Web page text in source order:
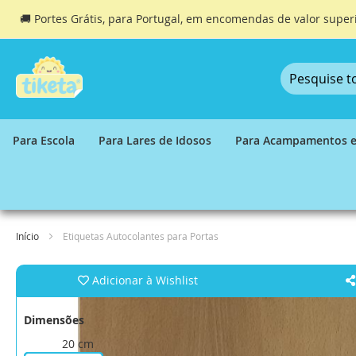
🚚 Portes Grátis, para Portugal, em encomendas de valor
Ir
para
Conteúdo
Para Escola Para Lares de Idosos Para Acampamentos
Início Etiquetas Autocolantes para Portas
Saltar
final
Galeria
Dimensões
20 cm
Adicionar à Wishlist